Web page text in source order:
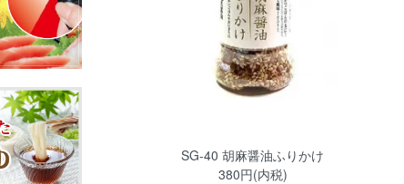
SG-40 胡麻醤油ふりかけ
380円(内税)